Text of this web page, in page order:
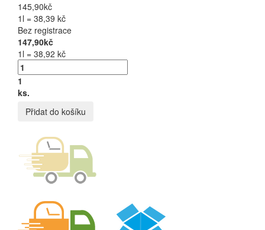
145,90kč
1l = 38,39 kč
Bez registrace
147,90kč
1l = 38,92 kč
1
ks.
Přidat do košíku